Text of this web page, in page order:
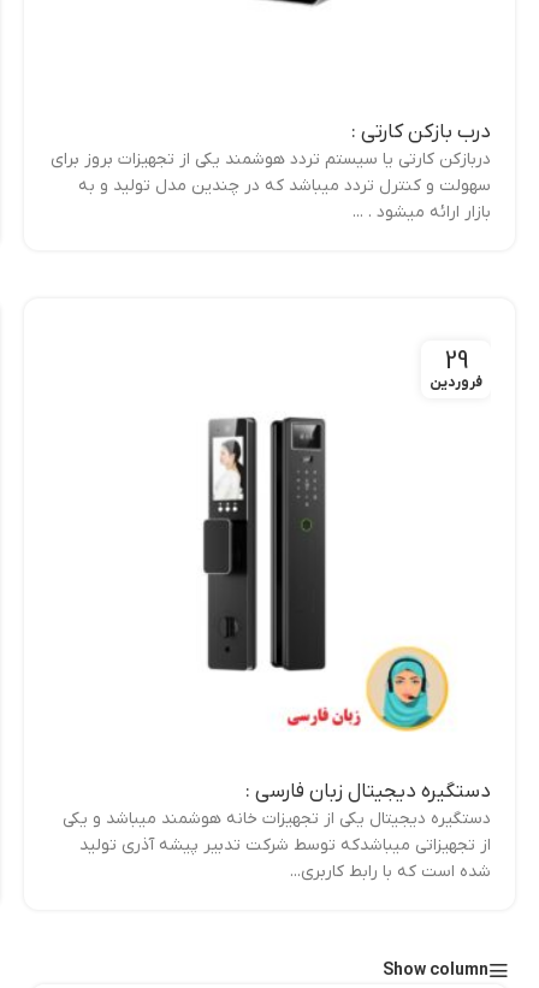
درب بازکن کارتی :
دربازکن کارتی یا سیستم تردد هوشمند یکی از تجهیزات بروز برای
سهولت و کنترل تردد میباشد که در چندین مدل تولید و به
بازار ارائه میشود . ...
29
فروردین
دستگیره دیجیتال زبان فارسی :
دستگیره دیجیتال یکی از تجهیزات خانه هوشمند میباشد و یکی
از تجهیزاتی میباشدکه توسط شرکت تدبیر پیشه آذری تولید
شده است که با رابط کاربری...
Show column